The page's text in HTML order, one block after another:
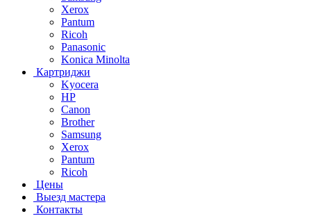
Xerox
Pantum
Ricoh
Panasonic
Konica Minolta
Картриджи
Kyocera
HP
Canon
Brother
Samsung
Xerox
Pantum
Ricoh
Цены
Выезд мастера
Контакты